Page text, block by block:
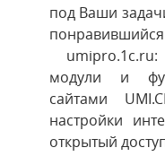
под Ваши
модули и
сайтами
настройки
открытый